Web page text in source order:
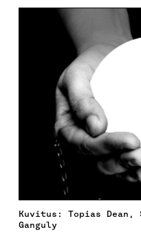
Kuvitus: Topias Dean,
Ganguly